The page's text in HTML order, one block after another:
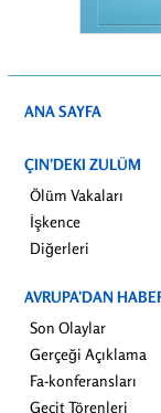
ANA SAYFA
ÇIN’DEKI ZULÜM
Ölüm Vakaları
İşkence
Diğerleri
AVRUPA’DAN
Son Olaylar
Gerçeği Açıklama
Fa-konferansları
Geçit Törenleri